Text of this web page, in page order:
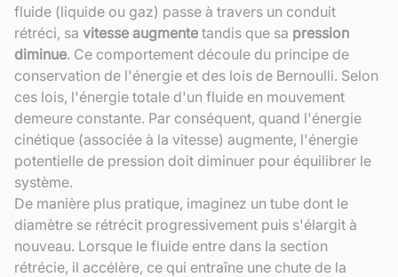
fluide (liquide ou gaz) passe à travers un conduit
rétréci, sa vitesse augmente tandis que sa pression
diminue. Ce comportement découle du principe de
conservation de l'énergie et des lois de Bernoulli. Selon
ces lois, l'énergie totale d'un fluide en mouvement
demeure constante. Par conséquent, quand l'énergie
cinétique (associée à la vitesse) augmente, l'énergie
potentielle de pression doit diminuer pour équilibrer le
système.
De manière plus pratique, imaginez un tube dont le
diamètre se rétrécit progressivement puis s'élargit à
nouveau. Lorsque le fluide entre dans la section
rétrécie, il accélère, ce qui entraîne une chute de la